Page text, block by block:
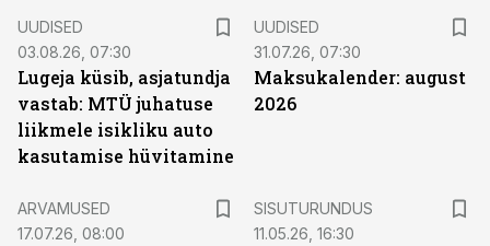
UUDISED
03.08.26, 07:30
Lugeja küsib, asjatundja
vastab: MTÜ juhatuse
liikmele isikliku auto
kasutamise hüvitamine
UUDISED
31.07.26, 07:30
Maksukalender: august
2026
ARVAMUSED
17.07.26, 08:00
SISUTURUNDUS
11.05.26, 16:30